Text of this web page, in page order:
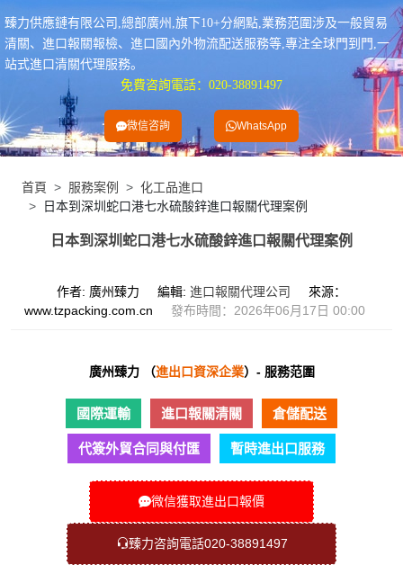
臻力供應鏈有限公司,總部廣州,旗下10+分網點,業務范圍涉及一般貿易
清關、進口報關報檢、進口國內外物流配送服務等,專注全球門到門,一
站式進口清關代理服務。
免費咨詢電話：020-38891497
微信咨詢 WhatsApp
首頁 服務案例
化工品進口
日本到深圳蛇口港七水硫酸鋅進口報關代理案例
日本到深圳蛇口港七水硫酸鋅進口報關代理案例
作者: 廣州臻力 編輯: 進口報關代理公司
來源：
www.tzpacking.com.cn 發布時間：2026年06月17日 00:00
廣州臻力 （進出口資深企業）- 服務范圍
國際運輸 進口報關清關 倉儲配送
代簽外貿合同與付匯 暫時進出口服務
微信獲取進出口報價
臻力咨詢電話020-38891497